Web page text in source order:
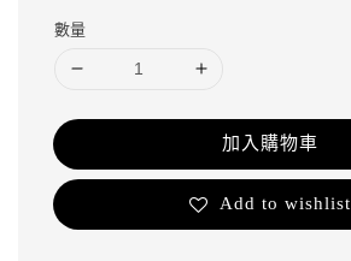
數量
加入購物車
Add to wishlist